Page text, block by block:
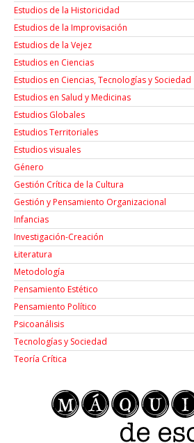
Estudios de la Historicidad
Estudios de la Improvisación
Estudios de la Vejez
Estudios en Ciencias
Estudios en Ciencias, Tecnologías y Sociedad
Estudios en Salud y Medicinas
Estudios Globales
Estudios Territoriales
Estudios visuales
Género
Gestión Crítica de la Cultura
Gestión y Pensamiento Organizacional
Infancias
Investigación-Creación
Łiteratura
Metodología
Pensamiento Estético
Pensamiento Político
Psicoanálisis
Tecnologías y Sociedad
Teoría Crítica